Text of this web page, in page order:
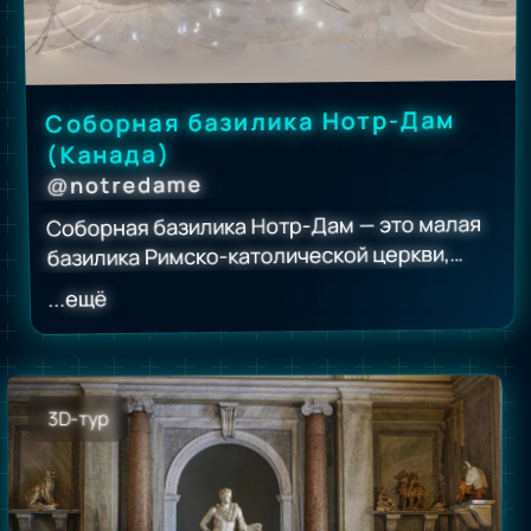
пространства.
Соборная базилика Нотр-Дам
(Канада)
@notredame
Соборная базилика Нотр-Дам — это малая
базилика Римско-католической церкви,
расположенная в Оттаве, провинция
Онтарио, Канада.
Внутри храм потрясает богатым
убранством: резным деревянным декором,
позолоченными деталями, витражами с
библейскими сюжетами и высоким
сводчатым потолком ярко-синего цвета,
украшенным звёздами.
...ещё
3D-тур